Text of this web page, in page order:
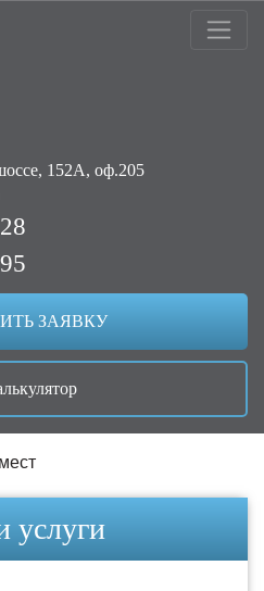
152А, оф.205
ЗАЯВКУ
услуги